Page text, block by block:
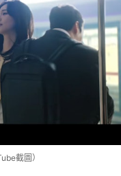
截圖）